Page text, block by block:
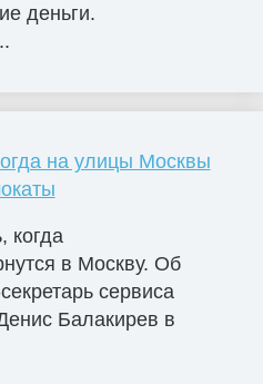
деньги.
на улицы Москвы
когда
в Москву. Об
сервиса
Балакирев в